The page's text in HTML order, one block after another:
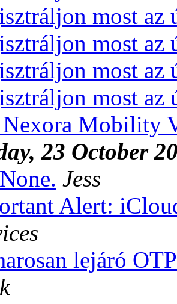
most az
most az
most az
most az
Mobility
23 October
Jess
Alert:
lejáró